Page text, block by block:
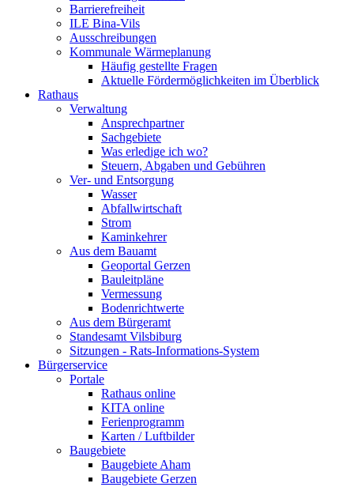
Barrierefreiheit
ILE Bina-Vils
Ausschreibungen
Kommunale Wärmeplanung
Häufig gestellte Fragen
Aktuelle Fördermöglichkeiten im Überblick
Rathaus
Verwaltung
Ansprechpartner
Sachgebiete
Was erledige ich wo?
Steuern, Abgaben und Gebühren
Ver- und Entsorgung
Wasser
Abfallwirtschaft
Strom
Kaminkehrer
Aus dem Bauamt
Geoportal Gerzen
Bauleitpläne
Vermessung
Bodenrichtwerte
Aus dem Bürgeramt
Standesamt Vilsbiburg
Sitzungen - Rats-Informations-System
Bürgerservice
Portale
Rathaus online
KITA online
Ferienprogramm
Karten / Luftbilder
Baugebiete
Baugebiete Aham
Baugebiete Gerzen